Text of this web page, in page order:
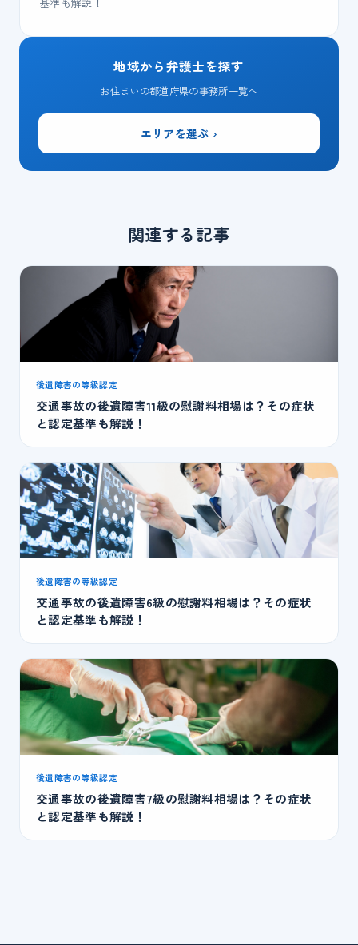
地域から弁護士を探す
お住まいの都道府県の事務所一覧へ
エリアを選ぶ ›
関連する記事
後遺障害の等級認定
交通事故の後遺障害11級の慰謝料相場は？その症状
と認定基準も解説！
後遺障害の等級認定
交通事故の後遺障害6級の慰謝料相場は？その症状
と認定基準も解説！
後遺障害の等級認定
交通事故の後遺障害7級の慰謝料相場は？その症状
と認定基準も解説！